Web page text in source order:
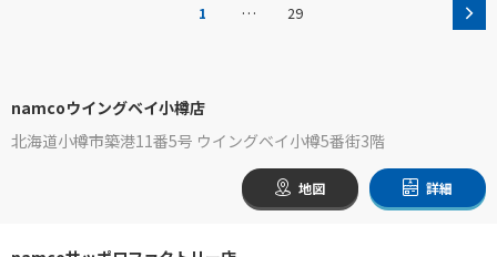
1 … 29
namcoウイングベイ小樽店
北海道小樽市築港11番5号 ウイングベイ小樽5番街3階
地図 詳細